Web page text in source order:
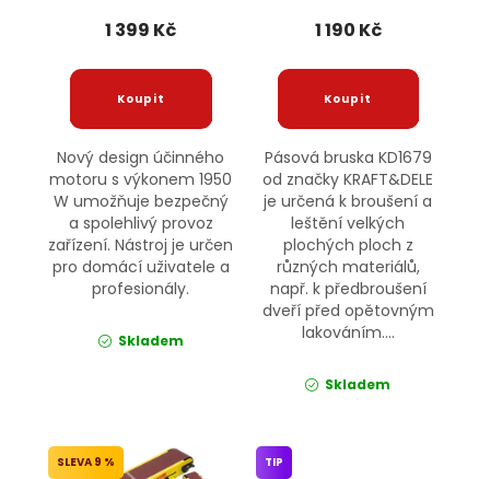
1 399 Kč
Nový design účinného
motoru s výkonem 1950
W umožňuje bezpečný
a spolehlivý provoz
zařízení. Nástroj je určen
pro domácí uživatele a
profesionály.
Skladem
1 190 Kč
Pásová bruska KD1679
od značky KRAFT&DELE
je určená k broušení a
leštění velkých
plochých ploch z
různých materiálů,
např. k předbroušení
dveří před opětovným
lakováním....
Skladem
9 % TIP